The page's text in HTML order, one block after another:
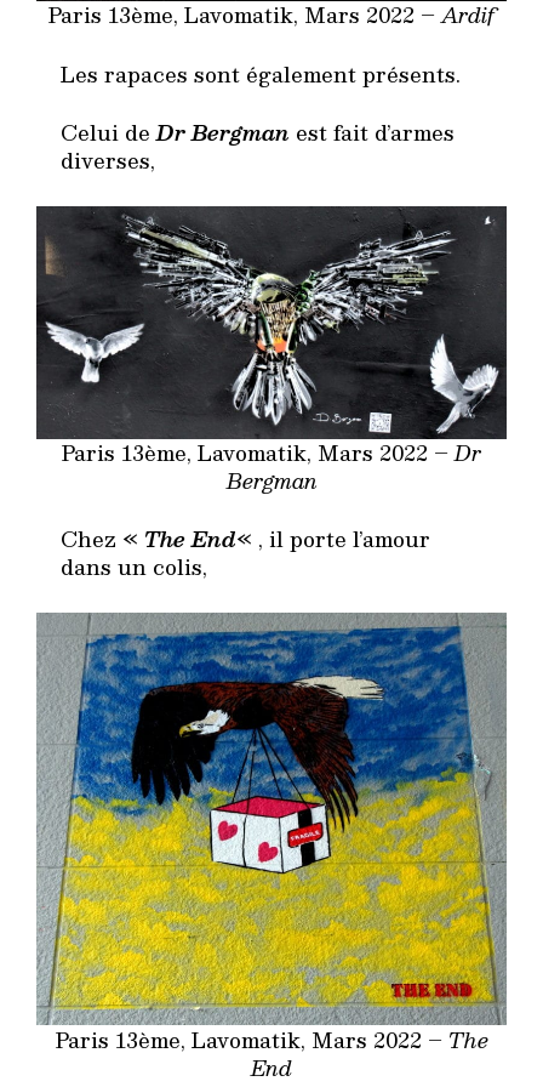
Paris 13ème, Lavomatik, Mars 2022 –Ardif
Les rapaces sont également présents.
Celui deDr Bergman est fait d’armes
diverses,
Paris 13ème, Lavomatik, Mars 2022 –Dr
Bergman
Chez « The End« , il porte l’amour
dans un colis,
Paris 13ème, Lavomatik, Mars 2022 – The
End